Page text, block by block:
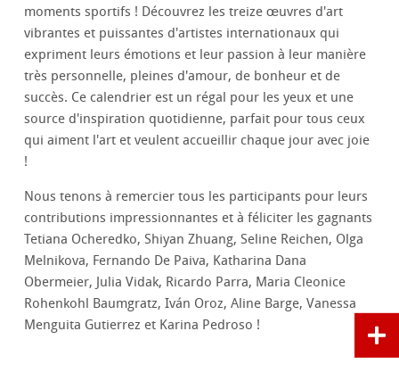
moments sportifs ! Découvrez les treize œuvres d'art
vibrantes et puissantes d'artistes internationaux qui
expriment leurs émotions et leur passion à leur manière
très personnelle, pleines d'amour, de bonheur et de
succès. Ce calendrier est un régal pour les yeux et une
source d'inspiration quotidienne, parfait pour tous ceux
qui aiment l'art et veulent accueillir chaque jour avec joie
!
Nous tenons à remercier tous les participants pour leurs
contributions impressionnantes et à féliciter les gagnants
Tetiana Ocheredko, Shiyan Zhuang, Seline Reichen, Olga
Melnikova, Fernando De Paiva, Katharina Dana
Obermeier, Julia Vidak, Ricardo Parra, Maria Cleonice
Rohenkohl Baumgratz, Iván Oroz, Aline Barge, Vanessa
Menguita Gutierrez et Karina Pedroso !